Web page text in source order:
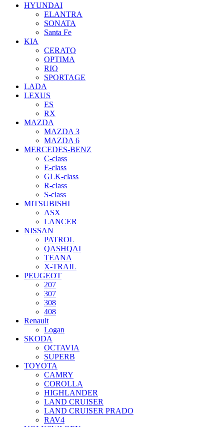
HYUNDAI
ELANTRA
SONATA
Santa Fe
KIA
CERATO
OPTIMA
RIO
SPORTAGE
LADA
LEXUS
ES
RX
MAZDA
MAZDA 3
MAZDA 6
MERCEDES-BENZ
C-class
E-class
GLK-class
R-class
S-class
MITSUBISHI
ASX
LANCER
NISSAN
PATROL
QASHQAI
TEANA
X-TRAIL
PEUGEOT
207
307
308
408
Renault
Logan
SKODA
OCTAVIA
SUPERB
TOYOTA
CAMRY
COROLLA
HIGHLANDER
LAND CRUISER
LAND CRUISER PRADO
RAV4